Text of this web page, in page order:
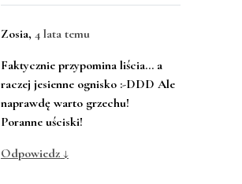
Zosia, 4 lata temu
Faktycznie przypomina liścia… a
raczej jesienne ognisko :-DDD Ale
naprawdę warto grzechu!
Poranne uściski!
Odpowiedz ↓